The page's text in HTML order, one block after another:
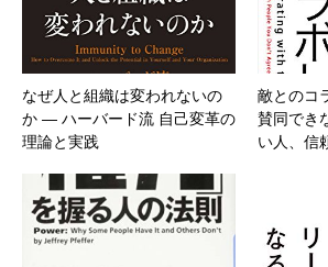
なぜ人と組織は変われないの
か ― ハーバード流 自己変革の
理論と実践
敵とのコ
賛同でき
い人、信